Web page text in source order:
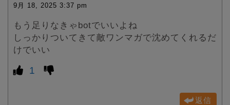
9月 18, 2025 3:37 pm
もう足りなきゃbotでいいよね
しっかりついてきて敵ワンマガで沈めてくれるだ
けでいい
1
返信